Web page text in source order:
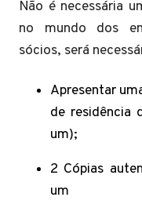
Não é necessária
no mundo dos
sócios, será
Apresentar
de residência
um);
2 Cópias
um